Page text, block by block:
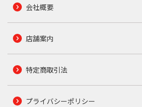
会社概要
店舗案内
特定商取引法
プライバシーポリシー